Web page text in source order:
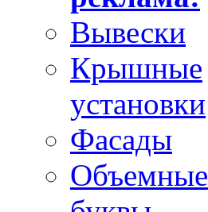
Вывески
Крышные
установки
Фасады
Объемные